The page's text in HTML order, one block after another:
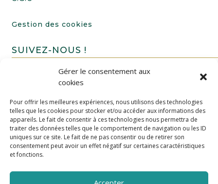
Gérer le consentement aux
cookies
Pour offrir les meilleures expériences, nous utilisons des technologies
telles que les cookies pour stocker et/ou accéder aux informations des
appareils. Le fait de consentir à ces technologies nous permettra de
traiter des données telles que le comportement de navigation ou les ID
uniques sur ce site. Le fait de ne pas consentir ou de retirer son
consentement peut avoir un effet négatif sur certaines caractéristiques
et fonctions.
Gestion des cookies
SUIVEZ-NOUS !
FAIRE UN DON